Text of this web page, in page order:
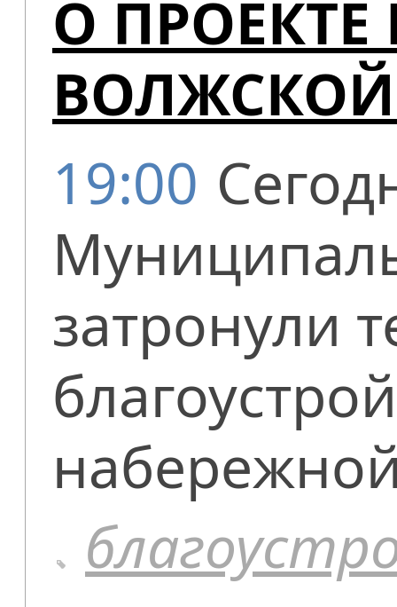
О
19:00
затронули